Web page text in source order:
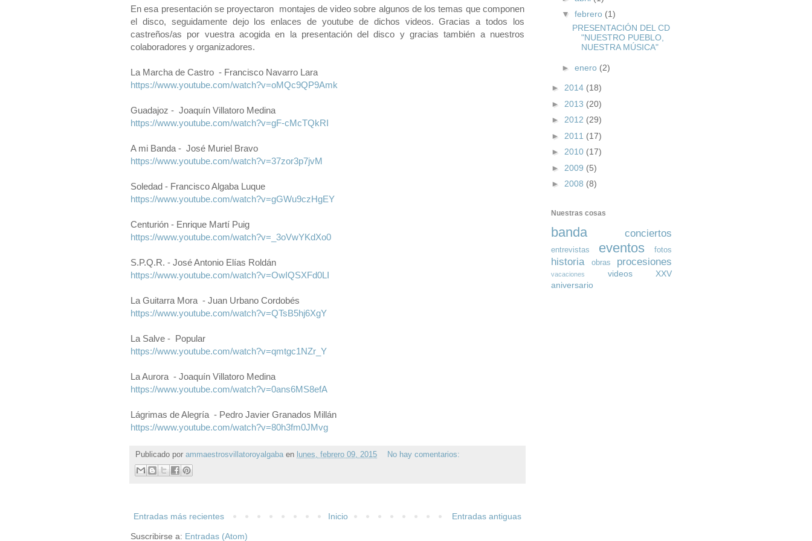
En esa presentación se proyectaron montajes de video sobre algunos de los temas que componen
el disco, seguidamente dejo los enlaces de youtube de dichos videos. Gracias a todos los
castreños/as por vuestra acogida en la presentación del disco y gracias también a nuestros
colaboradores y organizadores.
La Marcha de Castro - Francisco Navarro Lara
https://www.youtube.com/watch?v=oMQc9QP9Amk
Guadajoz - Joaquín Villatoro Medina
https://www.youtube.com/watch?v=gF-cMcTQkRI
A mi Banda - José Muriel Bravo
https://www.youtube.com/watch?v=37zor3p7jvM
Soledad - Francisco Algaba Luque
https://www.youtube.com/watch?v=gGWu9czHgEY
Centurión - Enrique Martí Puig
https://www.youtube.com/watch?v=_3oVwYKdXo0
S.P.Q.R. - José Antonio Elías Roldán
https://www.youtube.com/watch?v=OwIQSXFd0LI
La Guitarra Mora - Juan Urbano Cordobés
https://www.youtube.com/watch?v=QTsB5hj6XgY
La Salve - Popular
https://www.youtube.com/watch?v=qmtgc1NZr_Y
La Aurora - Joaquín Villatoro Medina
https://www.youtube.com/watch?v=0ans6MS8efA
Lágrimas de Alegría - Pedro Javier Granados Millán
https://www.youtube.com/watch?v=80h3fm0JMvg
Publicado por ammaestrosvillatoroyalgaba en lunes, febrero 09, 2015 No hay comentarios:
Entradas más recientes Entradas antiguas
Inicio
Suscribirse a: Entradas (Atom)
▼ febrero (1)
PRESENTACIÓN DEL CD
"NUESTRO PUEBLO,
NUESTRA MÚSICA"
► enero (2)
► 2014 (18)
► 2013 (20)
► 2012 (29)
► 2011 (17)
► 2010 (17)
► 2009 (5)
► 2008 (8)
Nuestras cosas
banda conciertos
entrevistas eventos fotos
historia obras procesiones
vacaciones videos
XXV
aniversario